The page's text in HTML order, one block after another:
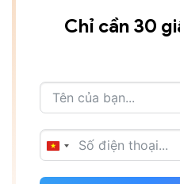
Chỉ cần 30
VIETNAM